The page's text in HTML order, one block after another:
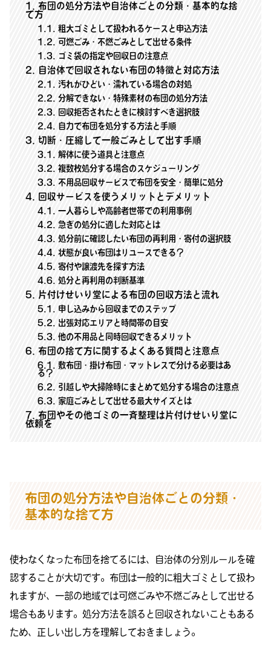
1
布団の処分方法や自治体ごとの分類・基本的な捨
て方
1.1
粗大ゴミとして扱われるケースと申込方法
1.2
可燃ごみ・不燃ごみとして出せる条件
1.3
ゴミ袋の指定や回収日の注意点
2 自治体で回収されない布団の特徴と対応方法
2.1
汚れがひどい・濡れている場合の対処
2.2
分解できない・特殊素材の布団の処分方法
2.3
回収拒否されたときに検討すべき選択肢
2.4
自力で布団を処分する方法と手順
3 切断・圧縮して一般ごみとして出す手順
3.1
解体に使う道具と注意点
3.2
複数枚処分する場合のスケジューリング
3.3
不用品回収サービスで布団を安全・簡単に処分
4 回収サービスを使うメリットとデメリット
4.1
一人暮らしや高齢者世帯での利用事例
4.2
急ぎの処分に適した対応とは
4.3
処分前に確認したい布団の再利用・寄付の選択肢
4.4
状態が良い布団はリユースできる？
4.5
寄付や譲渡先を探す方法
4.6
処分と再利用の判断基準
5 片付けせいり堂による布団の回収方法と流れ
5.1
申し込みから回収までのステップ
5.2
出張対応エリアと時間帯の目安
5.3
他の不用品と同時回収できるメリット
6 布団の捨て方に関するよくある質問と注意点
6.1
敷布団・掛け布団・マットレスで分ける必要はあ
る？
6.2
引越しや大掃除時にまとめて処分する場合の注意点
6.3
家庭ごみとして出せる最大サイズとは
7
布団やその他ゴミの一斉整理は片付けせいり堂に
依頼を
布団の処分方法や自治体ごとの分類・
基本的な捨て方
使わなくなった布団を捨てるには、自治体の分別ルールを確
認することが大切です。布団は一般的に粗大ゴミとして扱わ
れますが、一部の地域では可燃ごみや不燃ごみとして出せる
場合もあります。処分方法を誤ると回収されないこともある
ため、正しい出し方を理解しておきましょう。